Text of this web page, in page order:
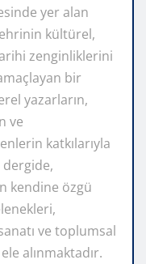
yer alan
kültürel,
zenginliklerini
bir
yazarların,
ve
katkılarıyla
dergide,
kendine özgü
ve toplumsal
alınmaktadır.